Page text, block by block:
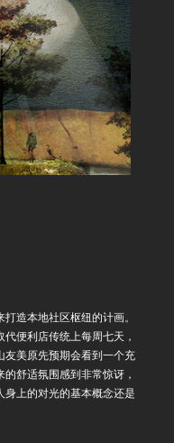
造本地社区枢纽的计画。
便利店传统上每周七天，
友美原先预期会看到一个充
舒适氛围感到非常惊讶，
上的对光的基本概念还是